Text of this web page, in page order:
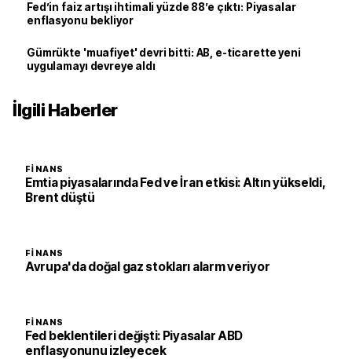
Fed’in faiz artışı ihtimali yüzde 88’e çıktı: Piyasalar
enflasyonu bekliyor
Gümrükte 'muafiyet' devri bitti: AB, e-ticarette yeni
uygulamayı devreye aldı
İlgili Haberler
FINANS
Emtia piyasalarında Fed ve İran etkisi: Altın yükseldi,
Brent düştü
FINANS
Avrupa'da doğal gaz stokları alarm veriyor
FINANS
Fed beklentileri değişti: Piyasalar ABD
enflasyonunu izleyecek